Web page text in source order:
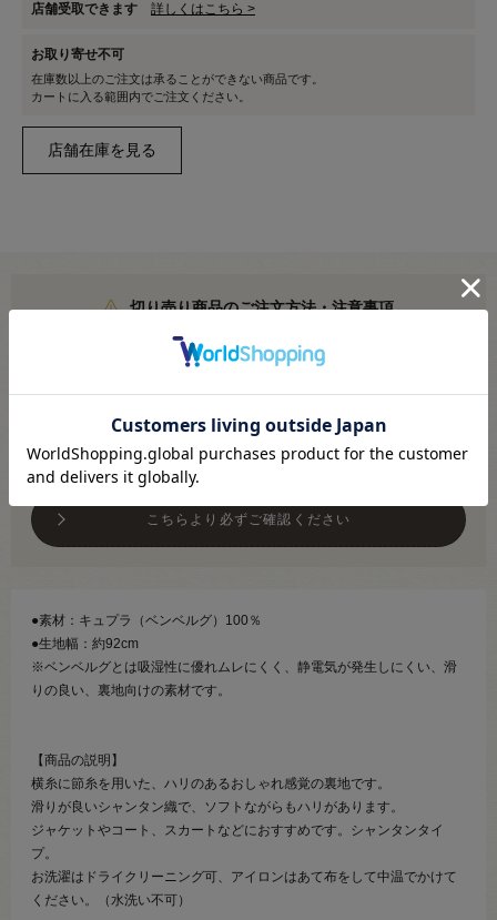
店舗受取できます 詳しくはこちら >
お取り寄せ不可
在庫数以上のご注文は承ることができない商品です。
カートに入る範囲内でご注文ください。
切り売り商品のご注文方法・注意事項
こちらより必ずご確認ください
メール便対応商品です※利用条件あり
こちらより必ずご確認ください
●素材：キュプラ（ベンベルグ）100％
●生地幅：約92cm
※ベンベルグとは吸湿性に優れムレにくく、静電気が発生しにくい、滑
りの良い、裏地向けの素材です。
【商品の説明】
横糸に節糸を用いた、ハリのあるおしゃれ感覚の裏地です。
滑りが良いシャンタン織で、ソフトながらもハリがあります。
ジャケットやコート、スカートなどにおすすめです。シャンタンタイ
プ。
お洗濯はドライクリーニング可、アイロンはあて布をして中温でかけて
ください。（水洗い不可）